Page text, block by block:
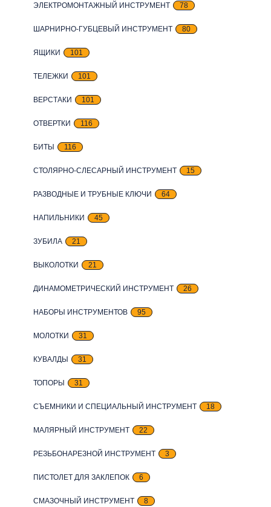
ЭЛЕКТРОМОНТАЖНЫЙ ИНСТРУМЕНТ 78
ШАРНИРНО-ГУБЦЕВЫЙ ИНСТРУМЕНТ 80
ЯЩИКИ 101
ТЕЛЕЖКИ 101
ВЕРСТАКИ 101
ОТВЕРТКИ 116
БИТЫ 116
СТОЛЯРНО-СЛЕСАРНЫЙ ИНСТРУМЕНТ 15
РАЗВОДНЫЕ И ТРУБНЫЕ КЛЮЧИ 64
НАПИЛЬНИКИ 45
ЗУБИЛА 21
ВЫКОЛОТКИ 21
ДИНАМОМЕТРИЧЕСКИЙ ИНСТРУМЕНТ 26
НАБОРЫ ИНСТРУМЕНТОВ 95
МОЛОТКИ 31
КУВАЛДЫ 31
ТОПОРЫ 31
СЪЕМНИКИ И СПЕЦИАЛЬНЫЙ ИНСТРУМЕНТ 18
МАЛЯРНЫЙ ИНСТРУМЕНТ 22
РЕЗЬБОНАРЕЗНОЙ ИНСТРУМЕНТ 3
ПИСТОЛЕТ ДЛЯ ЗАКЛЕПОК 6
СМАЗОЧНЫЙ ИНСТРУМЕНТ 8